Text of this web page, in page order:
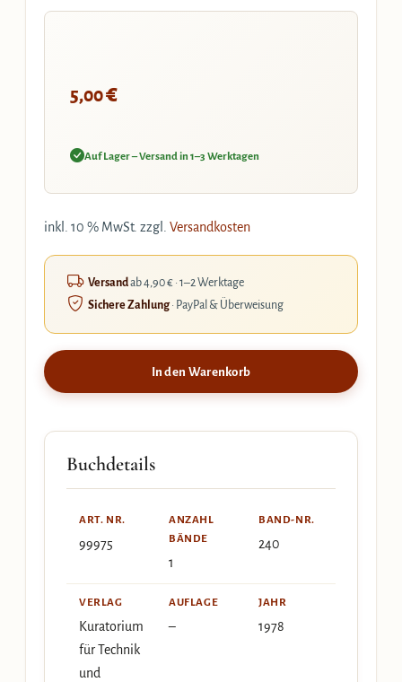
5,00€
Auf Lager – Versand in 1–3 Werktagen
inkl. 10 % MwSt. zzgl. Versandkosten
Versandab 4,90 € · 1–2 Werktage
Sichere Zahlung· PayPal & Überweisung
In den Warenkorb
Buchdetails
ART. NR.
99975
ANZAHL
BÄNDE
1
BAND-NR.
240
VERLAG
Kuratorium
für Technik
und
AUFLAGE
–
JAHR
1978